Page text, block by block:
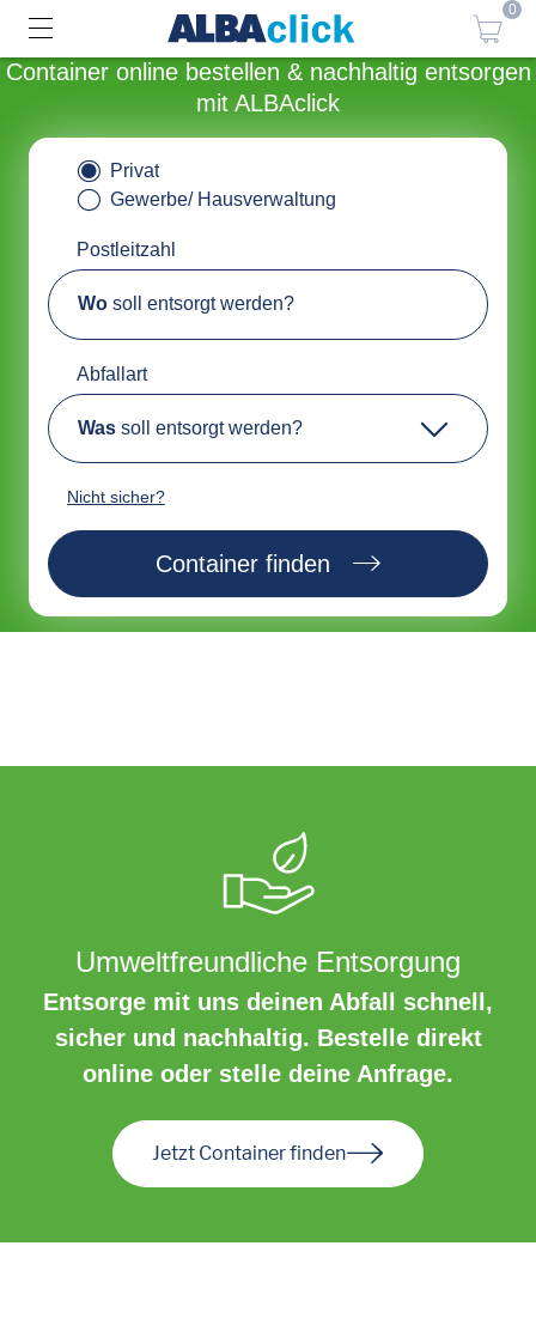
0
Container online bestellen & nachhaltig entsorgen
mit ALBAclick
Privat
Gewerbe/ Hausverwaltung
Postleitzahl
Wo soll entsorgt werden?
Abfallart
Was soll entsorgt werden?
Nicht sicher?
Container finden
Umweltfreundliche Entsorgung
Entsorge mit uns deinen Abfall schnell,
sicher und nachhaltig. Bestelle direkt
online oder stelle deine Anfrage.
Jetzt Container finden